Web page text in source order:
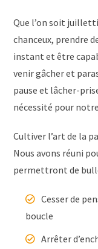
Que l’on soit
chanceux, prendre
instant et être
venir gâcher et
pause et lâcher-
nécessité pour
Cultiver l’art de la
Nous avons réuni
permettront de
Cesser de
boucle
Arrêter